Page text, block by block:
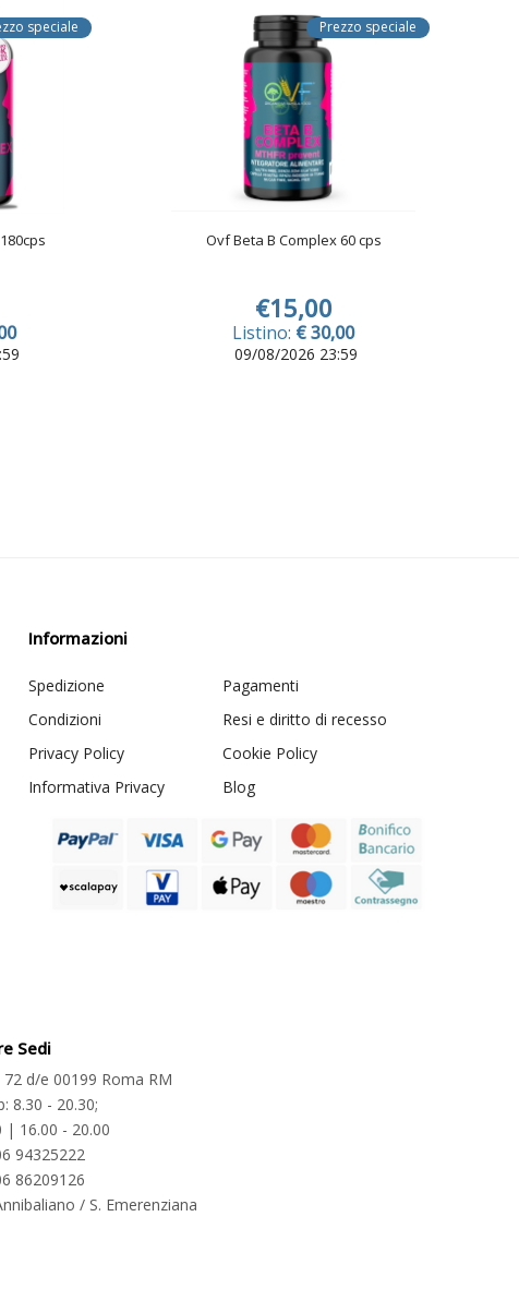
speciale Prezzo speciale
Ovf Beta B Complex 60 cps
€15,00
Listino: € 30,00
09/08/2026 23:59
Informazioni
Spedizione
Pagamenti
Condizioni
Resi e diritto di recesso
Privacy Policy
Cookie Policy
Informativa Privacy
Blog
Sedi
72 d/e 00199 Roma RM
8.30 - 20.30;
| 16.00 - 20.00
94325222
86209126
/ S. Emerenziana